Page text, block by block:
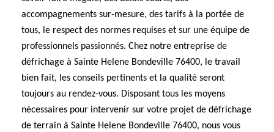
accompagnements sur-mesure, des tarifs à la portée de
tous, le respect des normes requises et sur une équipe de
professionnels passionnés. Chez notre entreprise de
défrichage à Sainte Helene Bondeville 76400, le travail
bien fait, les conseils pertinents et la qualité seront
toujours au rendez-vous. Disposant tous les moyens
nécessaires pour intervenir sur votre projet de défrichage
de terrain à Sainte Helene Bondeville 76400, nous vous